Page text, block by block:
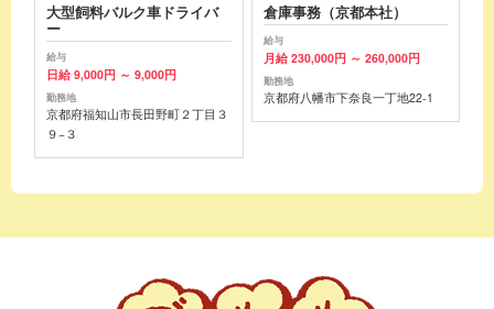
大型飼料バルク車ドライバ
ー
給与
日給 9,000円 ～ 9,000円
勤務地
京都府福知山市長田野町２丁目３
９−３
倉庫事務（京都本社）
給与
月給 230,000円 ～ 260,000円
勤務地
京都府八幡市下奈良一丁地22-1